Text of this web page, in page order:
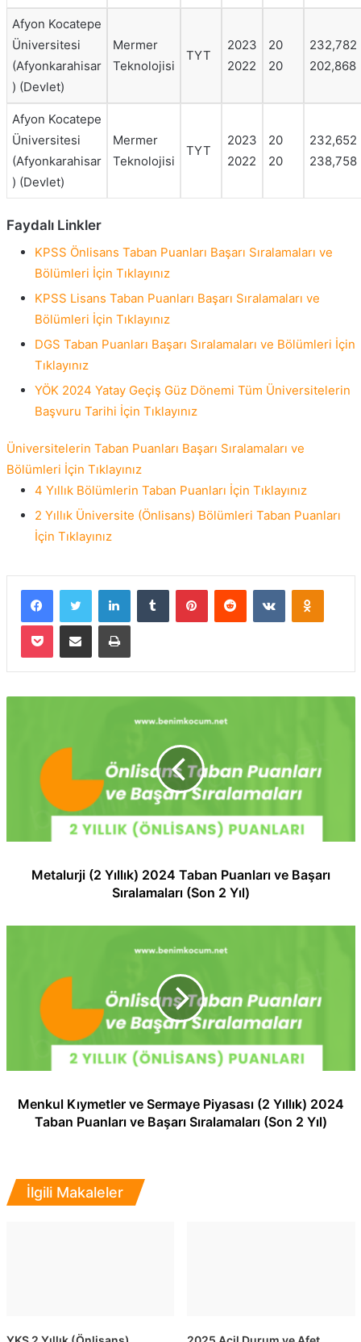
Afyon Kocatepe
Üniversitesi
(Afyonkarahisar
) (Devlet)
Mermer
Teknolojisi
TYT
2023
2022
20
20
232,782
202,868
Afyon Kocatepe
Üniversitesi
(Afyonkarahisar
) (Devlet)
Mermer
Teknolojisi
TYT
2023
2022
20
20
232,652
238,758
Faydalı Linkler
KPSS Önlisans Taban Puanları Başarı Sıralamaları ve
Bölümleri İçin Tıklayınız
KPSS Lisans Taban Puanları Başarı Sıralamaları ve
Bölümleri İçin Tıklayınız
DGS Taban Puanları Başarı Sıralamaları ve Bölümleri İçin
Tıklayınız
YÖK 2024 Yatay Geçiş Güz Dönemi Tüm Üniversitelerin
Başvuru Tarihi İçin Tıklayınız
Üniversitelerin Taban Puanları Başarı Sıralamaları ve
Bölümleri İçin Tıklayınız
4 Yıllık Bölümlerin Taban Puanları İçin Tıklayınız
2 Yıllık Üniversite (Önlisans) Bölümleri Taban Puanları
İçin Tıklayınız
FacebookTwitter LinkedInTumblr PinterestReddit VKontakte
Pocket E-Posta ile paylaş Yazdır
Metalurji (2 Yıllık) 2024 Taban Puanları ve Başarı
Sıralamaları (Son 2 Yıl)
Menkul Kıymetler ve Sermaye Piyasası (2 Yıllık) 2024
Taban Puanları ve Başarı Sıralamaları (Son 2 Yıl)
İlgili Makaleler